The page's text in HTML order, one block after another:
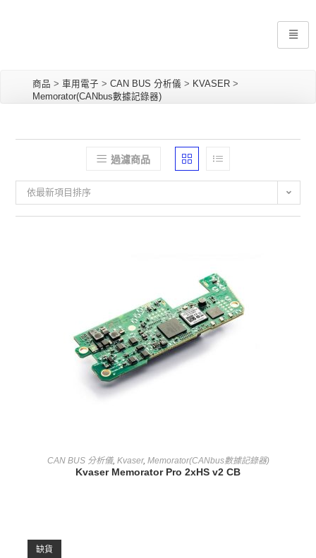
商品 > 車用電子 > CAN BUS 分析儀 > KVASER>
Memorator(CANbus數據記錄器)
過濾商品
依最新項目排序
查看內容
CAN BUS 分析儀, Kvaser, Memorator(CANbus數據記錄器)
Kvaser Memorator Pro 2xHS v2 CB
缺貨